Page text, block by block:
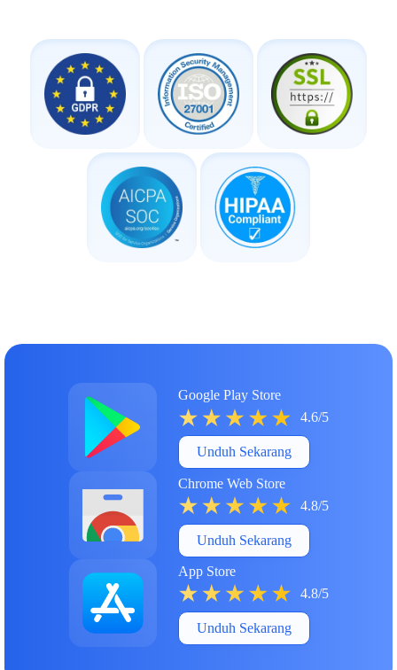
Google Play Store
4.6/5
Unduh Sekarang
Chrome Web Store
4.8/5
Unduh Sekarang
App Store
4.8/5
Unduh Sekarang